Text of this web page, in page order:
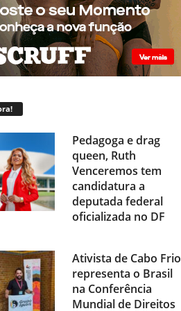
Pedagoga e drag
queen, Ruth
Venceremos tem
candidatura a
deputada federal
oficializada no DF
Ativista de Cabo Frio
representa o Brasil
na Conferência
Mundial de Direitos